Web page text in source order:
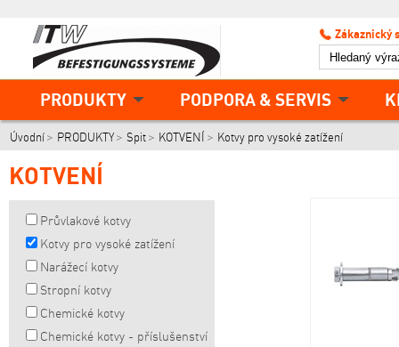
PRODUKTY PODPORA & SERVIS
Zákaznický
Úvodní PRODUKTY Spit KOTVENÍ Kotvy pro vysoké zatížení
KOTVENÍ
Průvlakové kotvy
Kotvy pro vysoké zatížení
Narážecí kotvy
Stropní kotvy
Chemické kotvy
Chemické kotvy - příslušenství